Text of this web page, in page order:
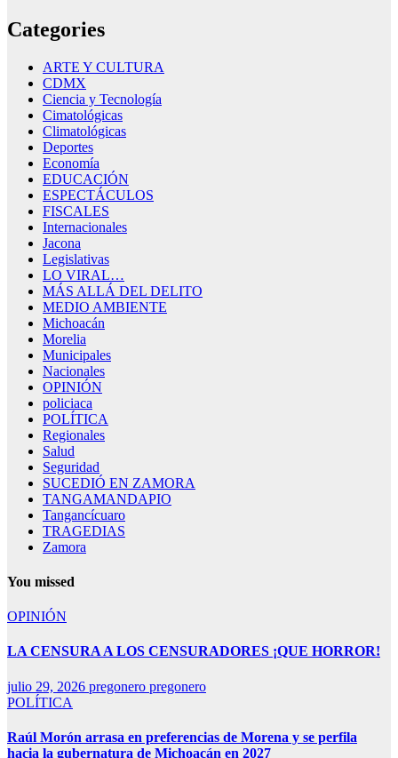
Categories
ARTE Y CULTURA
CDMX
Ciencia y Tecnología
Cimatológicas
Climatológicas
Deportes
Economía
EDUCACIÓN
ESPECTÁCULOS
FISCALES
Internacionales
Jacona
Legislativas
LO VIRAL…
MÁS ALLÁ DEL DELITO
MEDIO AMBIENTE
Michoacán
Morelia
Municipales
Nacionales
OPINIÓN
policiaca
POLÍTICA
Regionales
Salud
Seguridad
SUCEDIÓ EN ZAMORA
TANGAMANDAPIO
Tangancícuaro
TRAGEDIAS
Zamora
You missed
OPINIÓN
LA CENSURA A LOS CENSURADORES ¡QUE HORROR!
julio 29, 2026 pregonero pregonero
POLÍTICA
Raúl Morón arrasa en preferencias de Morena y se perfila
hacia la gubernatura de Michoacán en 2027